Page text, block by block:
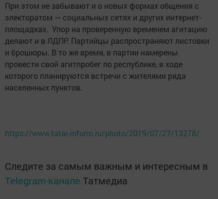
При этом не забывают и о новых формах общения с
электоратом — социальных сетях и других интернет-
площадках. Упор на проверенную временем агитацию
делают и в ЛДПР. Партийцы распространяют листовки
и брошюры. В то же время, в партии намерены
провести свой агитпробег по республике, в ходе
которого планируются встречи с жителями ряда
населенных пунктов.
https://www.tatar-inform.ru/photo/2019/07/27/13278/
Следите за самым важным и интересным в
Telegram-канале Татмедиа